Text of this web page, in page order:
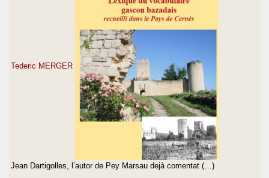
Tederic MERGER
Jean Dartigolles, l’autor de Pey Marsau dejà comentat (…)